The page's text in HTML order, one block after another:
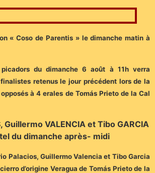
« Coso de Parentis » le dimanche matin à
du dimanche 6 août à 11h verra
retenus le jour précédent lors de la
à 4 erales de Tomás Prieto de la Cal
Guillermo VALENCIA et Tibo GARCIA
du dimanche après- midi
Palacios, Guillermo Valencia et Tibo Garcia
d’origine Veragua de Tomás Prieto de la